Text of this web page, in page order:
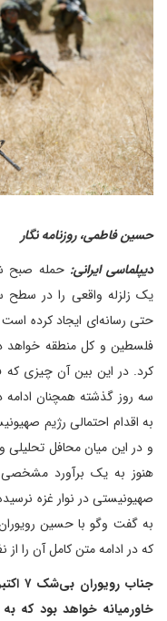
حسین فاطمی، روزنامه نگار
دیپلماسی ایرانی: حمله صبح
یک زلزله واقعی را در سطح
حتی رسانه‌ای ایجاد کرده
فلسطین و کل منطقه خواهد
کرد. در این بین آن چیزی
سه روز گذشته همچنان ادامه
به اقدام احتمالی رژیم
و در این میان محافل
هنوز به یک برآورد
صهیونیستی در نوار غزه
به گفت وگو با حسین
که در ادامه متن کامل آن را از
خاورمیانه خواهد بود که